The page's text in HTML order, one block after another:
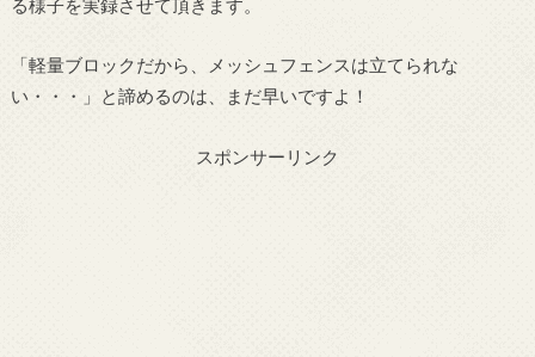
る様子を実録させて頂きます。
「軽量ブロックだから、メッシュフェンスは立てられな
い・・・」と諦めるのは、まだ早いですよ！
スポンサーリンク